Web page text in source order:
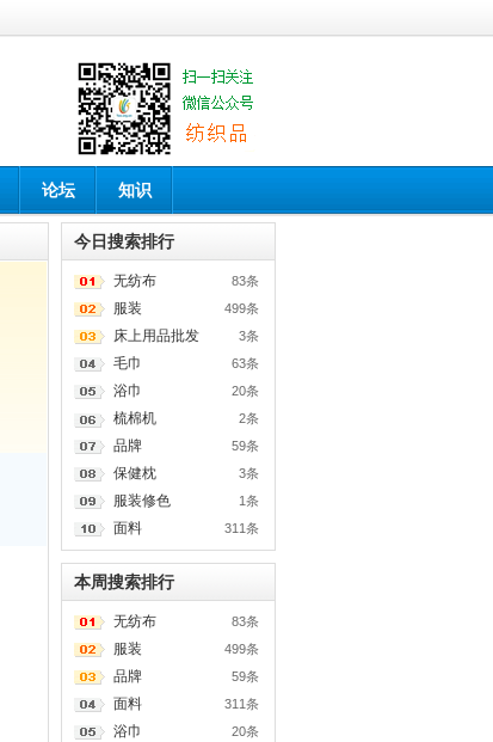
论坛 知识
今日搜索排行
83条
无纺布
499条
服装
3条
床上用品批发
63条
毛巾
20条
浴巾
2条
梳棉机
59条
品牌
3条
保健枕
1条
服装修色
311条
面料
本周搜索排行
83条
无纺布
499条
服装
59条
品牌
311条
面料
20条
浴巾